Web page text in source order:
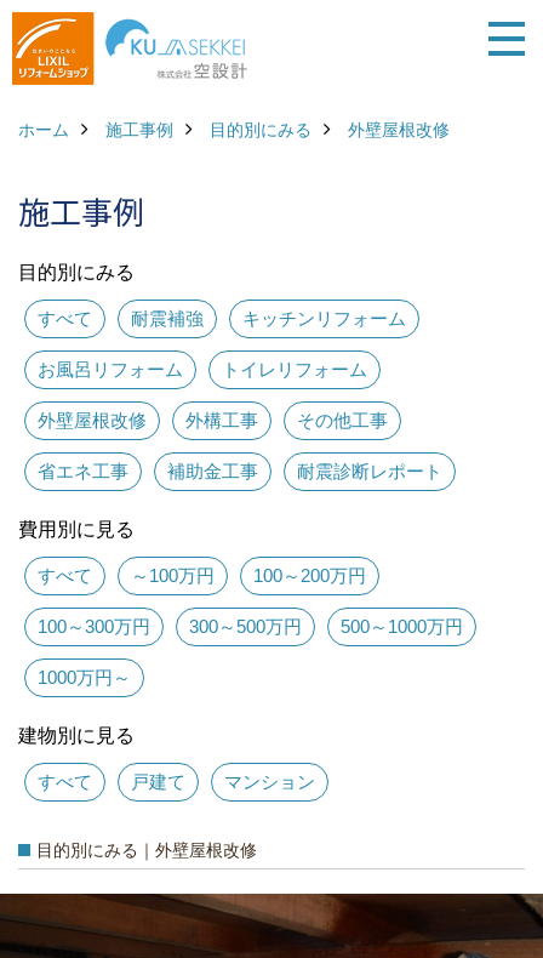
ホーム 施工事例 目的別にみる 外壁屋根改修
施工事例
目的別にみる
すべて 耐震補強 キッチンリフォーム
お風呂リフォーム トイレリフォーム
外壁屋根改修 外構工事 その他工事
省エネ工事 補助金工事 耐震診断レポート
費用別に見る
すべて ～100万円 100～200万円
100～300万円 300～500万円 500～1000万円
1000万円～
建物別に見る
すべて 戸建て マンション
目的別にみる｜外壁屋根改修